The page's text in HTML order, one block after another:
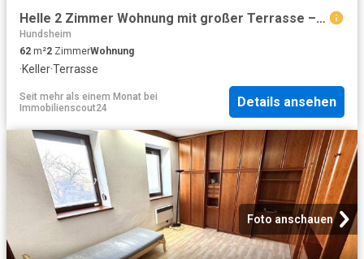
Helle 2 Zimmer Wohnung mit großer Terrasse – ruhige Lage in Hainburg
Hundsheim
62 m²2 ZimmerWohnung
·Keller·Terrasse
Seit mehr als einem Monat bei
Immobilienscout24
Details ansehen
Foto anschauen